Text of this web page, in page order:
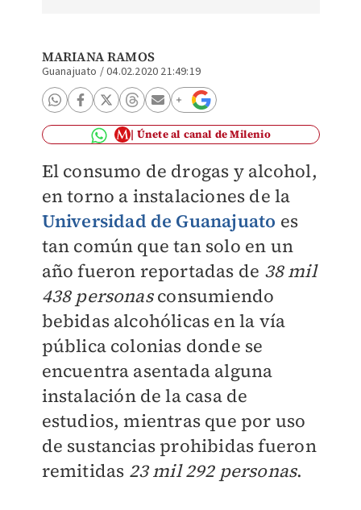
MARIANA RAMOS
Guanajuato /04.02.2020 21:49:19
Únete al canal de Milenio
El consumo de drogas y alcohol,
en torno a instalaciones de la
Universidad de Guanajuato es
tan común que tan solo en un
año fueron reportadas de 38 mil
438 personasconsumiendo
bebidas alcohólicas en la vía
pública colonias donde se
encuentra asentada alguna
instalación de la casa de
estudios, mientras que por uso
de sustancias prohibidas fueron
remitidas 23 mil 292 personas.